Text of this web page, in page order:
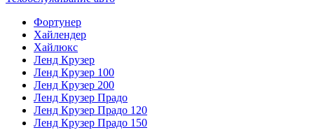
Фортунер
Хайлендер
Хайлюкс
Ленд Крузер
Ленд Крузер 100
Ленд Крузер 200
Ленд Крузер Прадо
Ленд Крузер Прадо 120
Ленд Крузер Прадо 150